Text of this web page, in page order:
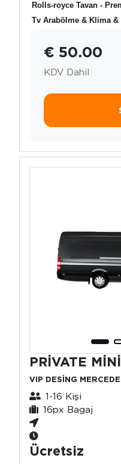
Rolls-royce Tavan -
Tv Arabölme & Klima &
€ 50.00
KDV Dahil
PRİVATE
VIP DESİNG
1-16 Kişi
16px Bagaj
Ücretsiz